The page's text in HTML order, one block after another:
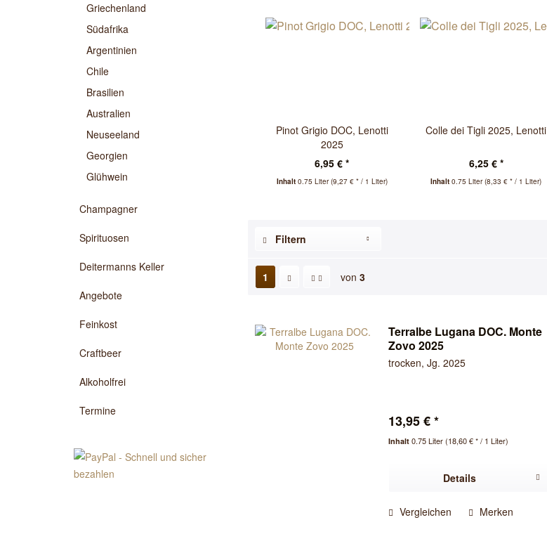
Griechenland
Südafrika
Argentinien
Chile
Brasilien
Australien
Neuseeland
Georgien
Glühwein
Champagner
Spirituosen
Deitermanns Keller
Angebote
Feinkost
Craftbeer
Alkoholfrei
Termine
Pinot Grigio DOC, Lenotti
2025
6,95 € *
Inhalt 0.75 Liter(9,27 € * / 1 Liter)
Colle dei Tigli 2025, Lenotti
6,25 € *
Inhalt0.75 Liter(8,33 € * / 1 Liter)
Filtern
1 von 3
Terralbe Lugana DOC. Monte
Zovo 2025
trocken, Jg. 2025
13,95 € *
Inhalt0.75 Liter(18,60 € * / 1 Liter)
Details
Vergleichen Merken